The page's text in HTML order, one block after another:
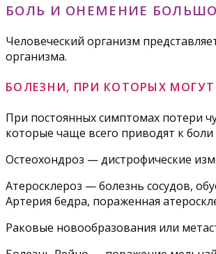
БОЛЬ И ОНЕМЕНИЕ
Человеческий организм
организма.
БОЛЕЗНИ, ПРИ КОТОРЫХ
При постоянных симптомах потери
которые чаще всего приводят к
Остеохондроз — дистрофические
Атеросклероз — болезнь сосудов,
Артерия бедра, пораженная
Раковые новообразования или